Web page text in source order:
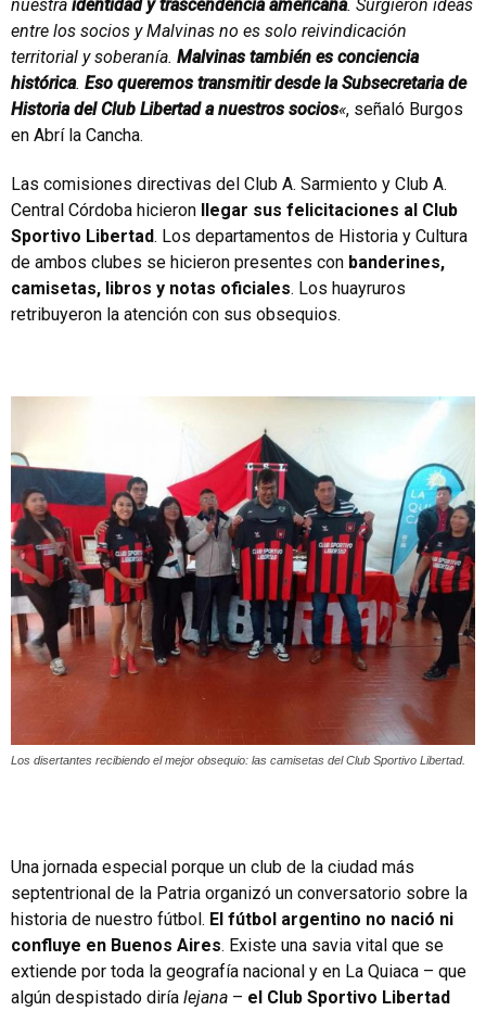
nuestra identidad y trascendencia americana. Surgieron ideas
entre los socios y Malvinas no es solo reivindicación
territorial y soberanía. Malvinas también es conciencia
histórica. Eso queremos transmitir desde la Subsecretaria de
Historia del Club Libertad a nuestros socios«, señaló Burgos
en Abrí la Cancha.
Las comisiones directivas del Club A. Sarmiento y Club A.
Central Córdoba hicieron llegar sus felicitaciones al Club
Sportivo Libertad. Los departamentos de Historia y Cultura
de ambos clubes se hicieron presentes con banderines,
camisetas, libros y notas oficiales. Los huayruros
retribuyeron la atención con sus obsequios.
Los disertantes recibiendo el mejor obsequio: las camisetas del Club Sportivo Libertad.
Una jornada especial porque un club de la ciudad más
septentrional de la Patria organizó un conversatorio sobre la
historia de nuestro fútbol. El fútbol argentino no nació ni
confluye en Buenos Aires. Existe una savia vital que se
extiende por toda la geografía nacional y en La Quiaca – que
algún despistado diría lejana – el Club Sportivo Libertad